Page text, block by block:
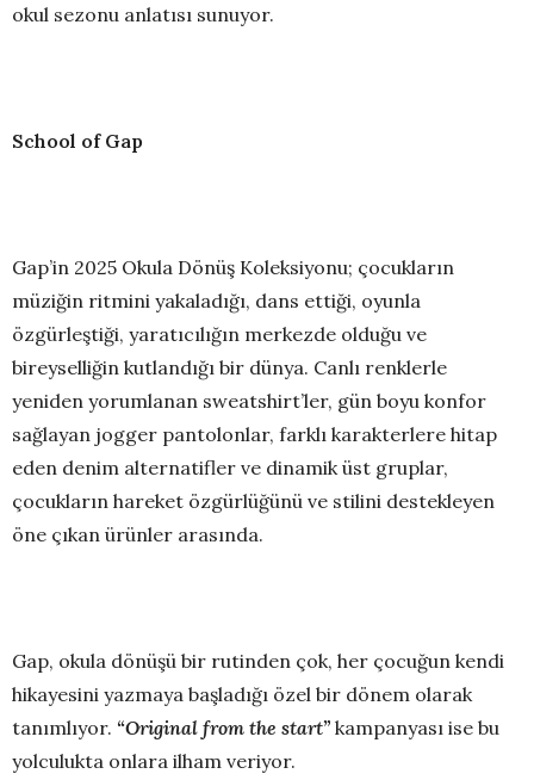
okul sezonu anlatısı sunuyor.
School of Gap
Gap’in 2025 Okula Dönüş Koleksiyonu; çocukların
müziğin ritmini yakaladığı, dans ettiği, oyunla
özgürleştiği, yaratıcılığın merkezde olduğu ve
bireyselliğin kutlandığı bir dünya. Canlı renklerle
yeniden yorumlanan sweatshirt’ler, gün boyu konfor
sağlayan jogger pantolonlar, farklı karakterlere hitap
eden denim alternatifler ve dinamik üst gruplar,
çocukların hareket özgürlüğünü ve stilini destekleyen
öne çıkan ürünler arasında.
Gap, okula dönüşü bir rutinden çok, her çocuğun kendi
hikayesini yazmaya başladığı özel bir dönem olarak
tanımlıyor. “Original from the start” kampanyası ise bu
yolculukta onlara ilham veriyor.